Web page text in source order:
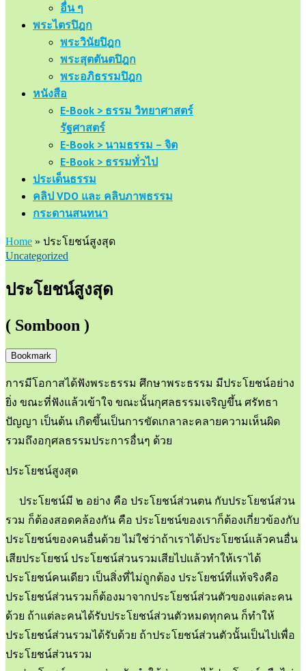
อื่น ๆ
พระไตรปิฎก
พระวินัยปิฎก
พระสุตตันตปิฎก
พระอภิธรรมปิฎก
หนังสือ
E-Book > ธรรม วิทยาศาสตร์
รัฐศาสตร์
E-Book > นามธรรม – จิต
E-Book > ธรรมทั่วไป
ประเด็นธรรม
คลิป VDO และ คลิบภาพธรรม
กระดานสนทนา
Home » ประโยชน์สูงสุด
Uncategorized
ประโยชน์สูงสุด
( Somboon )
Bookmark
การมีโอกาสได้ฟังพระธรรม ศึกษาพระธรรม มีประโยชน์อย่าง
ยิ่ง ขณะที่ฟังแล้วเข้าใจ ขณะนั้นกุศลธรรมเจริญขึ้น ศรัทธา
ปัญญา เป็นต้น เกิดขึ้นเป็นการขัดเกลาละคลายความเห็นผิด
รวมถึงอกุศลธรรมประการอื่นๆ ด้วย
ประโยชน์สูงสุด
ประโยชน์มี ๒ อย่าง คือ ประโยชน์ส่วนตน กับประโยชน์ส่วน
รวม ก็ต้องสอดคล้องกัน คือ ประโยชน์ของเราก็ต้องเกี่ยวข้องกับ
ประโยชน์ของคนอื่นด้วย ไม่ใช่ว่าถ้าเราได้ประโยชน์แล้วคนอื่น
เสียประโยชน์ ประโยชน์ส่วนรวมเสียไปแล้วทำให้เราได้
ประโยชน์คนเดียว เป็นสิ่งที่ไม่ถูกต้อง ประโยชน์ที่แท้จริงคือ
ประโยชน์ส่วนรวมก็ต้องมาจากประโยชน์ส่วนตัวของแต่ละคน
ด้วย ถ้าแต่ละคนได้รับประโยชน์ส่วนตัวหมดทุกคน ก็ทำให้
ประโยชน์ส่วนรวมได้รับด้วย ถ้าประโยชน์ส่วนตัวนั้นเป็นไปเพื่อ
ประโยชน์ส่วนรวม